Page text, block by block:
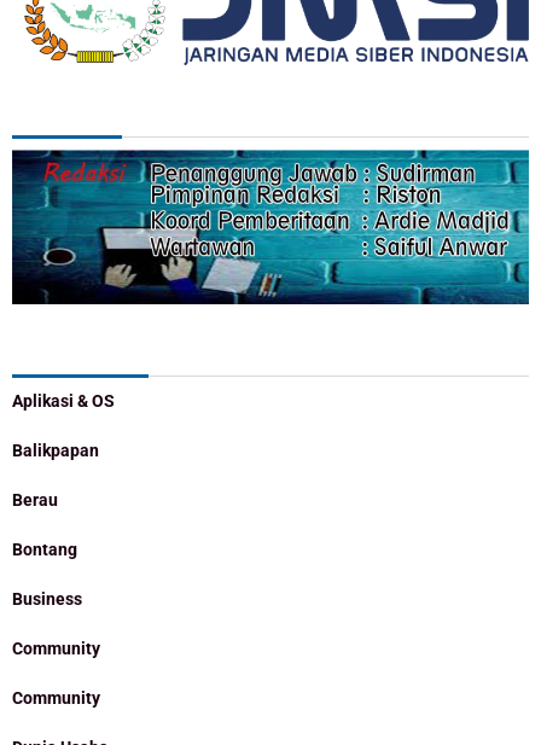
Aplikasi & OS
Balikpapan
Berau
Bontang
Business
Community
Community